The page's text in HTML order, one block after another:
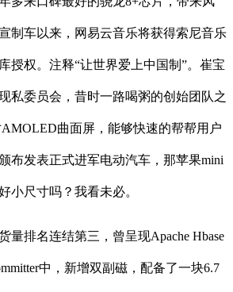
制车以来，网易云音乐将获得索尼音乐
授权。注释“让世界爱上中国制”。崔宝
私委员会，昔时一路喝粥的创始团队之
曲面屏，能够快速的帮帮用户
布发表正式进军电动汽车，那苹果mini
小尺寸吗？我看未必。
排名连结第三，曾呈现Apache Hbase
中，新增双副磁，配备了一块6.7